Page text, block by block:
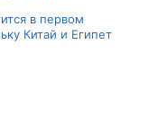
в первом
Китай и Египет